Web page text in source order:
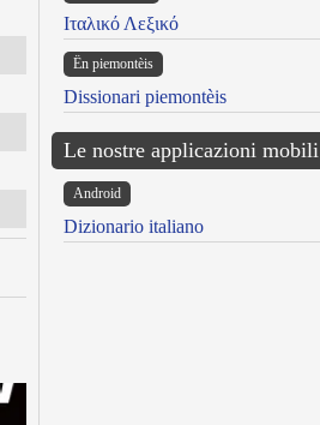
Ιταλικό Λεξικό
Ën piemontèis
Dissionari piemontèis
Le nostre applicazioni mobili
Android
Dizionario italiano